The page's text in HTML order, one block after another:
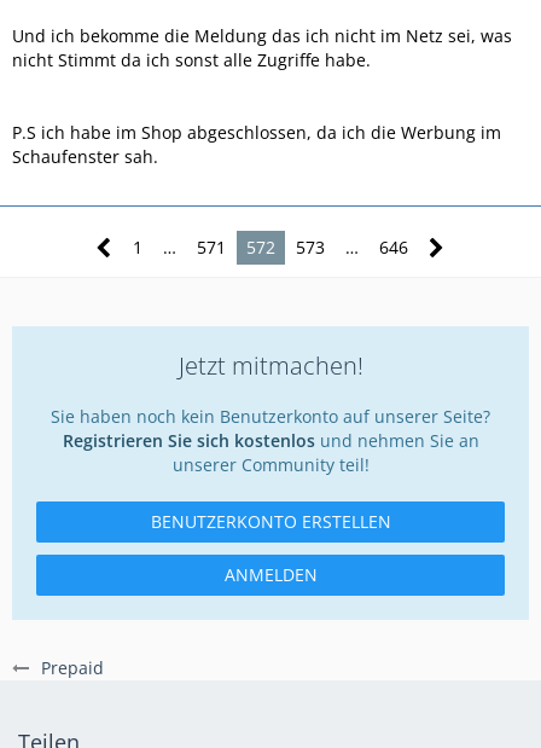
Prepaid
Und ich bekomme die Meldung das ich nicht im Netz sei, was
nicht Stimmt da ich sonst alle Zugriffe habe.
P.S ich habe im Shop abgeschlossen, da ich die Werbung im
Schaufenster sah.
1 … 571 572 573 … 646
Jetzt mitmachen!
Sie haben noch kein Benutzerkonto auf unserer Seite?
Registrieren Sie sich kostenlosund nehmen Sie an
unserer Community teil!
BENUTZERKONTO ERSTELLEN
ANMELDEN
Teilen